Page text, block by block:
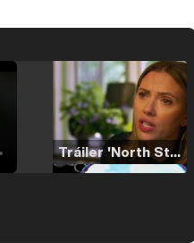
Tráiler 'North Star' (2023)